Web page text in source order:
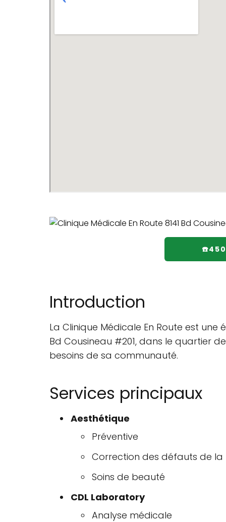
Introduction
La Clinique Médicale En Route est
Bd Cousineau #201, dans le quartier
besoins de sa communauté.
Services principaux
Aesthétique
Préventive
Correction des défauts de la
Soins de beauté
CDL Laboratory
Analyse médicale